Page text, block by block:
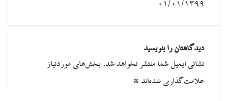
۰۱/۰۱/۱۳۹۹
دیدگاهتان را بنویسید
نشانی ایمیل شما منتشر نخواهد شد. بخش‌های موردنیاز
علامت‌گذاری شده‌اند *